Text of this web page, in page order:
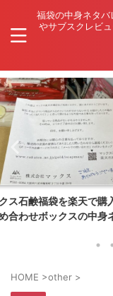
福袋の中身ネタ
やサブスクレビ
！訳あり
タバレ
マクド
価・最
HOME >other >